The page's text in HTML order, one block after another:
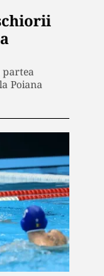
partea
Poiana